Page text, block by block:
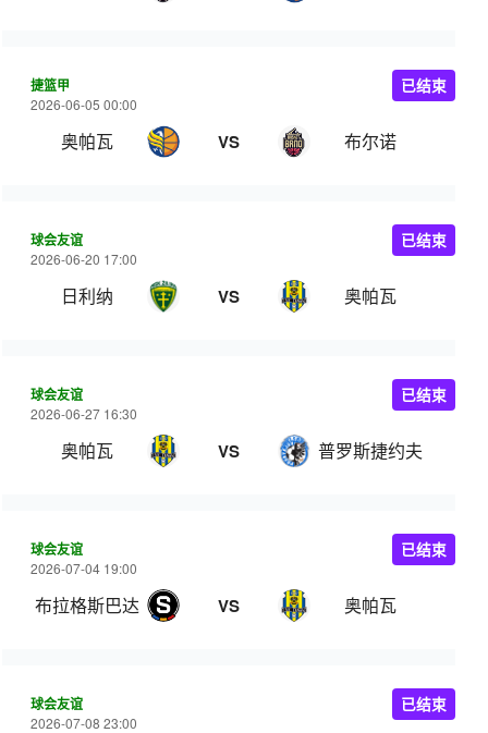
捷篮甲
2026-06-05 00:00
奥帕瓦 VS 布尔诺
已结束
球会友谊
2026-06-20 17:00
日利纳 VS 奥帕瓦
已结束
球会友谊
2026-06-27 16:30
奥帕瓦 VS 普罗斯捷约夫
已结束
球会友谊
2026-07-04 19:00
布拉格斯巴达 VS 奥帕瓦
已结束
球会友谊
2026-07-08 23:00
已结束